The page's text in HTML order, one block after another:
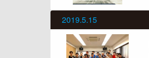
2019.5.15